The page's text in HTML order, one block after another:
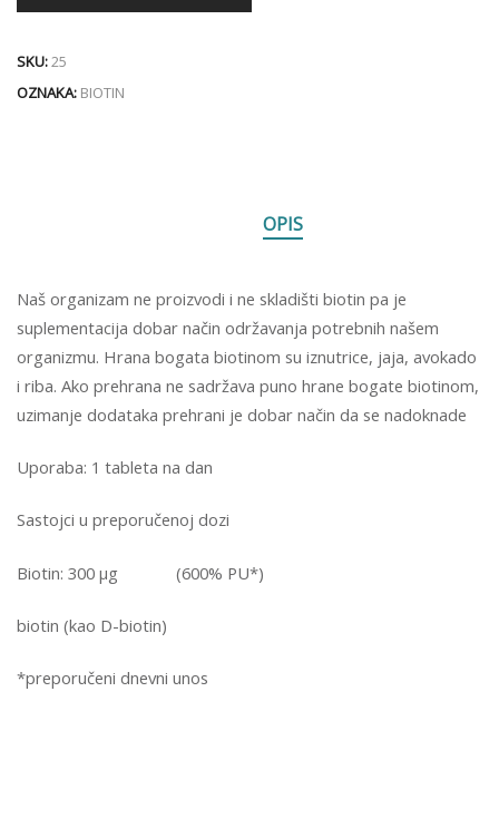
SKU:25
OZNAKA: BIOTIN
OPIS
Naš organizam ne proizvodi i ne skladišti biotin pa je
suplementacija dobar način održavanja potrebnih našem
organizmu. Hrana bogata biotinom su iznutrice, jaja, avokado
i riba. Ako prehrana ne sadržava puno hrane bogate biotinom,
uzimanje dodataka prehrani je dobar način da se nadoknade
Uporaba: 1 tableta na dan
Sastojci u preporučenoj dozi
Biotin: 300 µg (600% PU*)
biotin (kao D-biotin)
*preporučeni dnevni unos